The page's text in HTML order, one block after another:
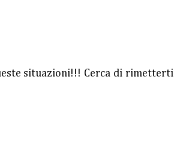
situazioni!!! Cerca di rimetterti